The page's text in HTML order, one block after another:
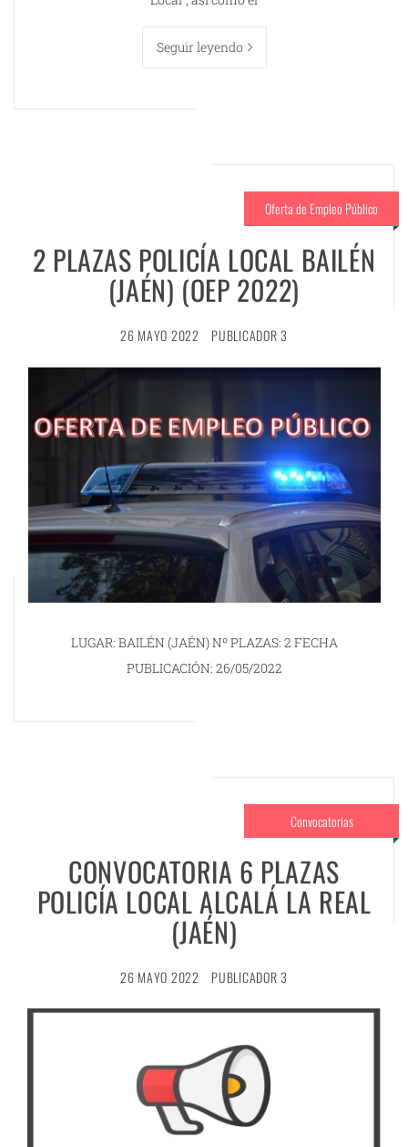
Seguir leyendo
Oferta de Empleo Público
2 PLAZAS POLICÍA LOCAL BAILÉN
(JAÉN) (OEP 2022)
26 MAYO 2022 PUBLICADOR 3
LUGAR: BAILÉN (JAÉN) Nº PLAZAS: 2 FECHA
PUBLICACIÓN: 26/05/2022
Convocatorias
CONVOCATORIA 6 PLAZAS
POLICÍA LOCAL ALCALÁ LA REAL
(JAÉN)
26 MAYO 2022 PUBLICADOR 3